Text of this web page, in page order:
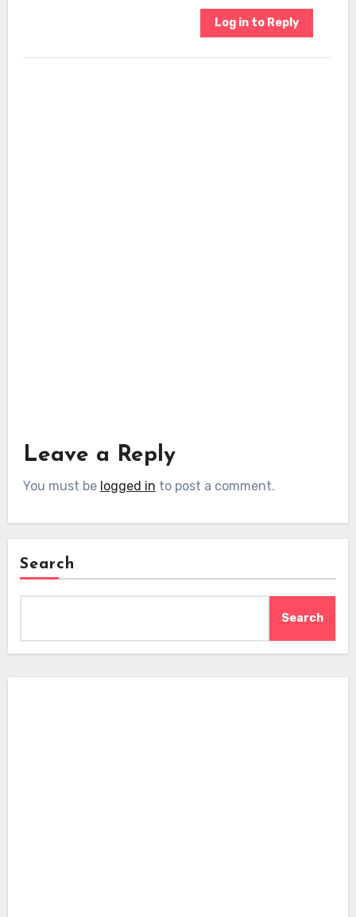
Log in to Reply
Leave a Reply
You must be logged in to post a comment.
Search
Search